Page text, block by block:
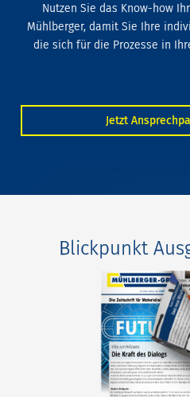
Nutzen Sie das Know-how
Mühlberger, damit Sie Ihre
die sich für die Prozesse in
Jetzt
Blickpunkt